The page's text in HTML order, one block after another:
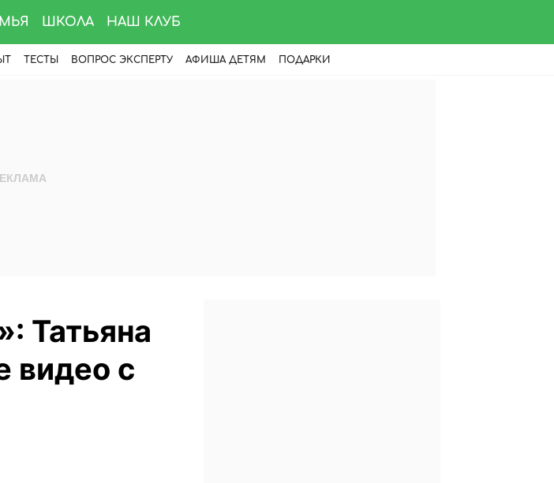
ШКОЛА НАШ КЛУБ
ТЕСТЫ ВОПРОС ЭКСПЕРТУ АФИША ДЕТЯМ ПОДАРКИ
Татьяна
видео с